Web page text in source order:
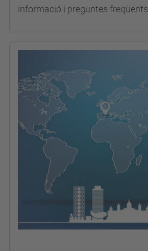
informació i preguntes freqüents.